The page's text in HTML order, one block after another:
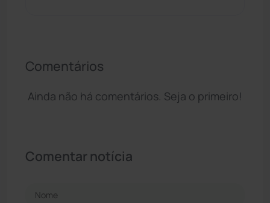
Comentários
Ainda não há comentários. Seja o primeiro!
Comentar notícia